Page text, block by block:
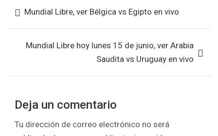
o
o
k
A
p
p
de
entradas
Mundial Libre, ver Bélgica vs Egipto en vivo
Mundial Libre hoy lunes 15 de junio, ver Arabia
Saudita vs Uruguay en vivo
Deja un comentario
Tu dirección de correo electrónico no será